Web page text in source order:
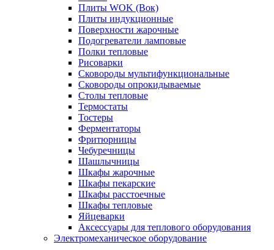
Плиты WOK (Вок)
Плиты индукционные
Поверхности жарочные
Подогреватели ламповые
Полки тепловые
Рисоварки
Сковороды мультифункциональные
Сковороды опрокидываемые
Столы тепловые
Термостаты
Тостеры
Ферментаторы
Фритюрницы
Чебуречницы
Шашлычницы
Шкафы жарочные
Шкафы пекарские
Шкафы расстоечные
Шкафы тепловые
Яйцеварки
Аксессуары для теплового оборудования
Электромеханическое оборудование